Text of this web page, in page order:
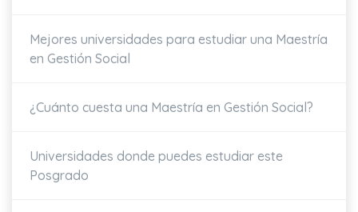
Mejores universidades para estudiar una Maestría
en Gestión Social
¿Cuánto cuesta una Maestría en Gestión Social?
Universidades donde puedes estudiar este
Posgrado